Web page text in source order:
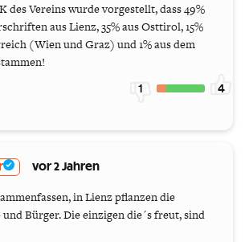
des Vereins wurde vorgestellt, dass 49%
aus Lienz, 35% aus Osttirol, 15%
(Wien und Graz) und 1% aus dem
1 4
vor 2 Jahren
in Lienz pflanzen die
Bürger. Die einzigen die´s freut, sind